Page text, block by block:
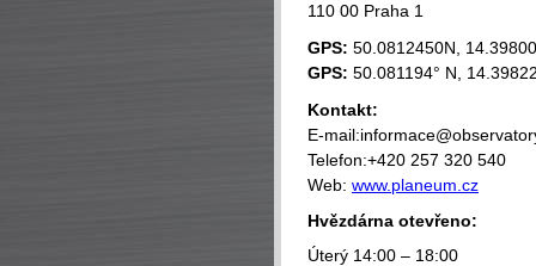
110 00 Praha 1
GPS: 50.0812450N,
GPS: 50.081194° N,
Kontakt:
E-
Telefon:+420 257 320 540
Web: www.planeum.cz
Hvězdárna otevřeno:
Úterý 14:00 – 18:00